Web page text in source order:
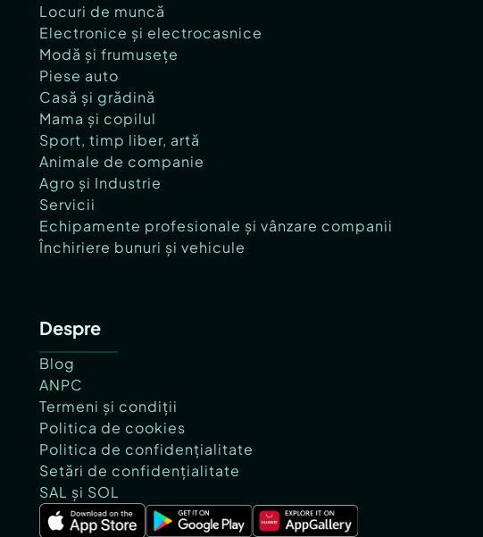
Locuri de muncă
Electronice și electrocasnice
Modă și frumusețe
Piese auto
Casă și grădină
Mama și copilul
Sport, timp liber, artă
Animale de companie
Agro și Industrie
Servicii
Echipamente profesionale și vânzare companii
Închiriere bunuri și vehicule
Despre
Blog
ANPC
Termeni și condiții
Politica de cookies
Politica de confidențialitate
Setări de confidențialitate
SAL și SOL